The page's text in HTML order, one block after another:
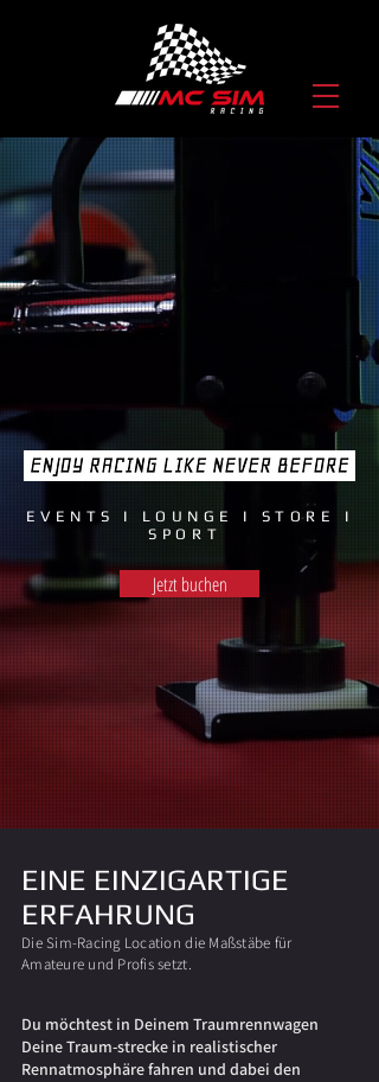
EVENTS I LOUNGE I STORE I
SPORT
Jetzt buchen
Die Sim-Racing Location die Maßstäbe für
Amateure und Profis setzt.
EINE EINZIGARTIGE
ERFAHRUNG
Du möchtest in Deinem Traumrennwagen
Deine Traum-strecke in realistischer
Rennatmosphäre fahren und dabei den